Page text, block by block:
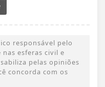
responsável pelo
esferas civil e
pelas opiniões
concorda com os